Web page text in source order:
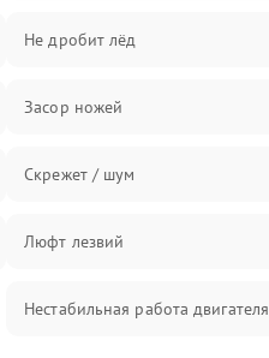
Не дробит лёд
Засор ножей
Скрежет / шум
Люфт лезвий
Нестабильная работа двигателя